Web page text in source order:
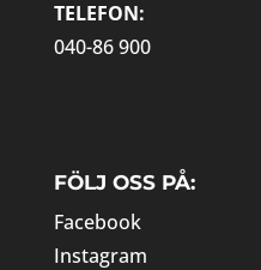
TELEFON:
040-86 900
FÖLJ OSS PÅ:
Facebook
Instagram